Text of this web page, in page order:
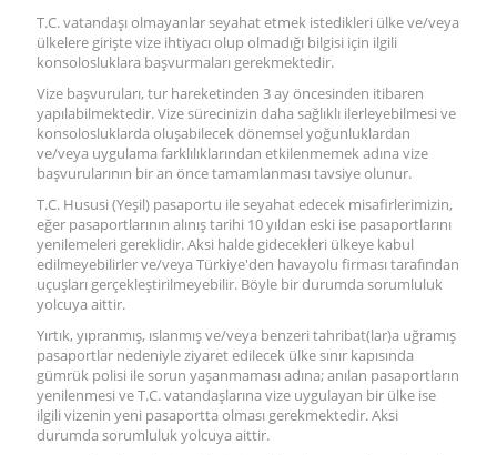
T.C. vatandaşı olmayanlar seyahat etmek istedikleri ülke ve/veya
ülkelere girişte vize ihtiyacı olup olmadığı bilgisi için ilgili
konsolosluklara başvurmaları gerekmektedir.
Vize başvuruları, tur hareketinden 3 ay öncesinden itibaren
yapılabilmektedir. Vize sürecinizin daha sağlıklı ilerleyebilmesi ve
konsolosluklarda oluşabilecek dönemsel yoğunluklardan
ve/veya uygulama farklılıklarından etkilenmemek adına vize
başvurularının bir an önce tamamlanması tavsiye olunur.
T.C. Hususi (Yeşil) pasaportu ile seyahat edecek misafirlerimizin,
eğer pasaportlarının alınış tarihi 10 yıldan eski ise pasaportlarını
yenilemeleri gereklidir. Aksi halde gidecekleri ülkeye kabul
edilmeyebilirler ve/veya Türkiye'den havayolu firması tarafından
uçuşları gerçekleştirilmeyebilir. Böyle bir durumda sorumluluk
yolcuya aittir.
Yırtık, yıpranmış, ıslanmış ve/veya benzeri tahribat(lar)a uğramış
pasaportlar nedeniyle ziyaret edilecek ülke sınır kapısında
gümrük polisi ile sorun yaşanmaması adına; anılan pasaportların
yenilenmesi ve T.C. vatandaşlarına vize uygulayan bir ülke ise
ilgili vizenin yeni pasaportta olması gerekmektedir. Aksi
durumda sorumluluk yolcuya aittir.